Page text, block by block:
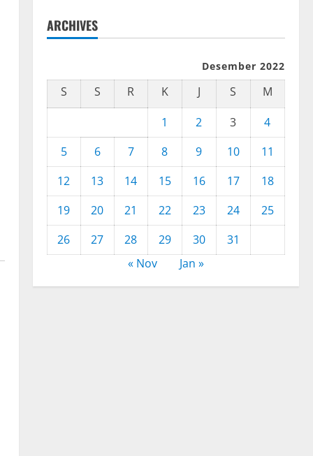
ARCHIVES
Desember 2022
S S R K J S
M
1
2 3
4
5
6 7 8 9 10
11
12
13 14 15 16 17
18
19
20 21 22 23 24
25
26
27 28 29 30
31
« Nov
Jan »